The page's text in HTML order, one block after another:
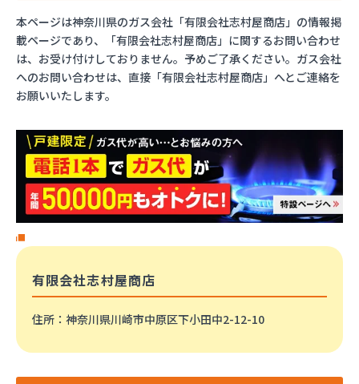
本ページは神奈川県のガス会社「有限会社志村屋商店」の情報掲
載ページであり、「有限会社志村屋商店」に関するお問い合わせ
は、お受け付けしておりません。予めご了承ください。ガス会社
へのお問い合わせは、直接「有限会社志村屋商店」へとご連絡を
お願いいたします。
有限会社志村屋商店
住所 ：神奈川県川崎市中原区下小田中2-12-10